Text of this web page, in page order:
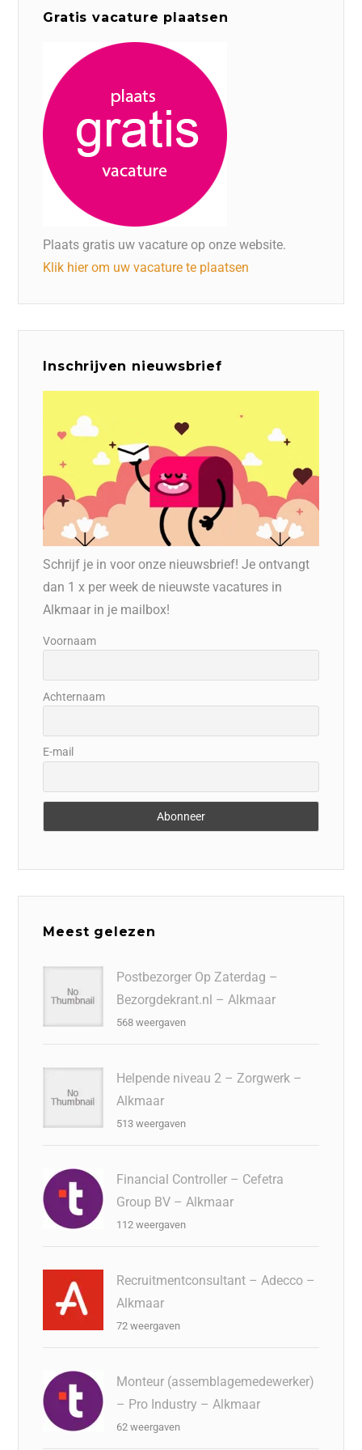
Gratis vacature plaatsen
Plaats gratis uw vacature op onze website.
Klik hier om uw vacature te plaatsen
Inschrijven nieuwsbrief
Schrijf je in voor onze nieuwsbrief! Je ontvangt
dan 1 x per week de nieuwste vacatures in
Alkmaar in je mailbox!
Voornaam
Achternaam
E-mail
Meest gelezen
Postbezorger Op Zaterdag –
Bezorgdekrant.nl – Alkmaar
568 weergaven
Helpende niveau 2 – Zorgwerk –
Alkmaar
513 weergaven
Financial Controller – Cefetra
Group BV – Alkmaar
112 weergaven
Recruitmentconsultant – Adecco –
Alkmaar
72 weergaven
Monteur (assemblagemedewerker)
– Pro Industry – Alkmaar
62 weergaven